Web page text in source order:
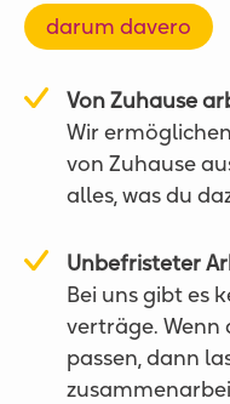
darum davero
Von Zuhause
Wir
von Zuhause
alles, was du
Unbefristeter
Bei uns gibt es
verträge. Wenn
passen, dann